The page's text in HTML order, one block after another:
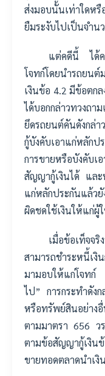
ส่งมอบนั้นเท่าใดห
ยืมระงับไปเป็นจำน
แต่คดีนี้ ได้ค
โจทก์โดยนำรถยน
เงินข้อ 4.2 มีข้อตก
ได้บอกกล่าวทวงถา
ยึดรถยนต์คันดังกล่
กู้บังคับเอาแก่หลักป
การขายหรือบังคับเ
สัญญากู้เงินได้ และ
แก่หลักประกันแล้ว
ผิดชดใช้เงินให้แก่ผู้
เมื่อข้อเท็จจ
สามารถชำระหนี้เ
มามอบให้แก่โจทก์
ไป” การกระทำดังก
หรือทรัพย์สินอย่าง
ตามมาตรา 656 ว
ตามข้อสัญญากู้เงิ
ขายทอดตลาดนำเงิ